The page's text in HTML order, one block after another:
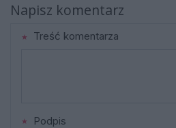
Napisz komentarz
Treść komentarza
Podpis